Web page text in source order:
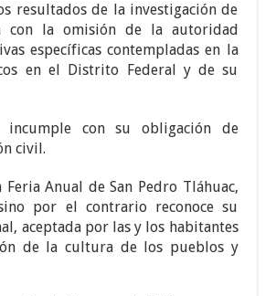
resultados de la investigación de
con la omisión de la autoridad
específicas contempladas en la
en el Distrito Federal y de su
incumple con su obligación de
civil.
Anual de San Pedro Tláhuac,
por el contrario reconoce su
aceptada por las y los habitantes
de la cultura de los pueblos y